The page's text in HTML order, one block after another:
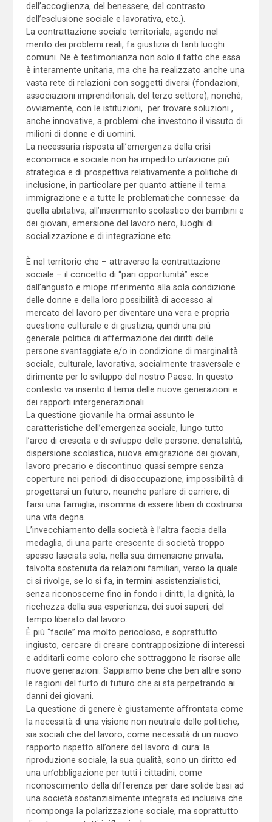
dell’accoglienza, del benessere, del contrasto
dell’esclusione sociale e lavorativa, etc.).
La contrattazione sociale territoriale, agendo nel
merito dei problemi reali, fa giustizia di tanti luoghi
comuni. Ne è testimonianza non solo il fatto che essa
è interamente unitaria, ma che ha realizzato anche una
vasta rete di relazioni con soggetti diversi (fondazioni,
associazioni imprenditoriali, del terzo settore), nonché,
ovviamente, con le istituzioni, per trovare soluzioni ,
anche innovative, a problemi che investono il vissuto di
milioni di donne e di uomini.
La necessaria risposta all’emergenza della crisi
economica e sociale non ha impedito un’azione più
strategica e di prospettiva relativamente a politiche di
inclusione, in particolare per quanto attiene il tema
immigrazione e a tutte le problematiche connesse: da
quella abitativa, all’inserimento scolastico dei bambini e
dei giovani, emersione del lavoro nero, luoghi di
socializzazione e di integrazione etc.
È nel territorio che – attraverso la contrattazione
sociale – il concetto di “pari opportunità” esce
dall’angusto e miope riferimento alla sola condizione
delle donne e della loro possibilità di accesso al
mercato del lavoro per diventare una vera e propria
questione culturale e di giustizia, quindi una più
generale politica di affermazione dei diritti delle
persone svantaggiate e/o in condizione di marginalità
sociale, culturale, lavorativa, socialmente trasversale e
dirimente per lo sviluppo del nostro Paese. In questo
contesto va inserito il tema delle nuove generazioni e
dei rapporti intergenerazionali.
La questione giovanile ha ormai assunto le
caratteristiche dell’emergenza sociale, lungo tutto
l’arco di crescita e di sviluppo delle persone: denatalità,
dispersione scolastica, nuova emigrazione dei giovani,
lavoro precario e discontinuo quasi sempre senza
coperture nei periodi di disoccupazione, impossibilità di
progettarsi un futuro, neanche parlare di carriere, di
farsi una famiglia, insomma di essere liberi di costruirsi
una vita degna.
L’invecchiamento della società è l’altra faccia della
medaglia, di una parte crescente di società troppo
spesso lasciata sola, nella sua dimensione privata,
talvolta sostenuta da relazioni familiari, verso la quale
ci si rivolge, se lo si fa, in termini assistenzialistici,
senza riconoscerne fino in fondo i diritti, la dignità, la
ricchezza della sua esperienza, dei suoi saperi, del
tempo liberato dal lavoro.
È più “facile” ma molto pericoloso, e soprattutto
ingiusto, cercare di creare contrapposizione di interessi
e additarli come coloro che sottraggono le risorse alle
nuove generazioni. Sappiamo bene che ben altre sono
le ragioni del furto di futuro che si sta perpetrando ai
danni dei giovani.
La questione di genere è giustamente affrontata come
la necessità di una visione non neutrale delle politiche,
sia sociali che del lavoro, come necessità di un nuovo
rapporto rispetto all’onere del lavoro di cura: la
riproduzione sociale, la sua qualità, sono un diritto ed
una un’obbligazione per tutti i cittadini, come
riconoscimento della differenza per dare solide basi ad
una società sostanzialmente integrata ed inclusiva che
ricomponga la polarizzazione sociale, ma soprattutto